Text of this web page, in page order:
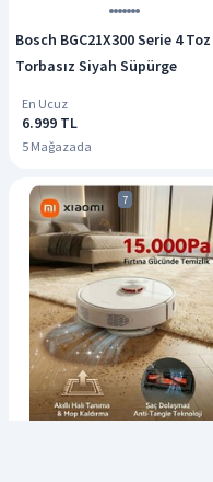
Bosch BGC21X300 Serie 4 Toz
Torbasız Siyah Süpürge
En Ucuz
6.999 TL
5 Mağazada
7